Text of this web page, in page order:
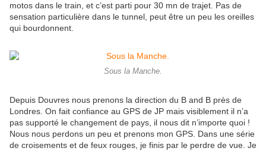
motos dans le train, et c’est parti pour 30 mn de trajet. Pas de
sensation particulière dans le tunnel, peut être un peu les oreilles
qui bourdonnent.
Sous la Manche.
Depuis Douvres nous prenons la direction du B and B près de
Londres. On fait confiance au GPS de JP mais visiblement il n’a
pas supporté le changement de pays, il nous dit n’importe quoi !
Nous nous perdons un peu et prenons mon GPS. Dans une série
de croisements et de feux rouges, je finis par le perdre de vue. Je